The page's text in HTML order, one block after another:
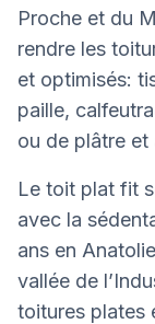
Proche et du
rendre les
et optimisés:
paille,
ou de plâtre et
Le toit plat fit
avec la
ans en
vallée de
toitures plates